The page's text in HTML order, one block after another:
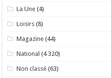
La Une (4)
Loisirs (8)
Magazine (44)
National (4 320)
Non classé (63)